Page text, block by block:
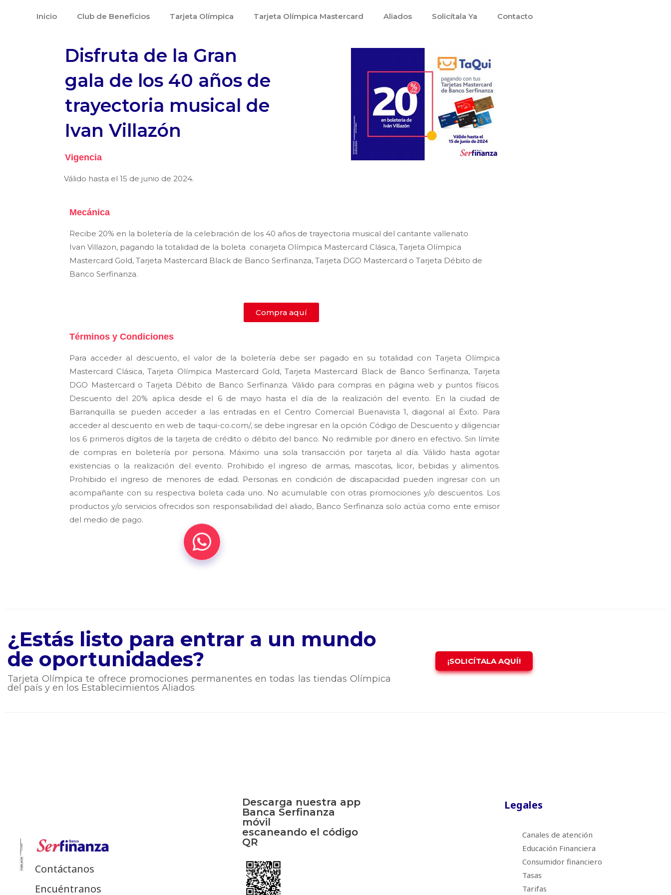
Inicio Club de Beneficios Tarjeta Olímpica Tarjeta Olímpica Mastercard Aliados Solicítala Ya Contacto
Disfruta de la Gran
gala de los 40 años de
trayectoria musical de
Ivan Villazón
Vigencia
Válido hasta el 15 de junio de 2024.
Mecánica
Recibe 20% en la boletería de la celebración de los 40 años de trayectoria musical del cantante vallenato
Ivan Villazon, pagando la totalidad de la boleta conarjeta Olímpica Mastercard Clásica, Tarjeta Olímpica
Mastercard Gold, Tarjeta Mastercard Black de Banco Serfinanza, Tarjeta DGO Mastercard o Tarjeta Débito de
Banco Serfinanza.
Compra aquí
Términos y Condiciones
Para acceder al descuento, el valor de la boletería debe ser pagado en su totalidad con Tarjeta Olímpica
Mastercard Clásica, Tarjeta Olímpica Mastercard Gold, Tarjeta Mastercard Black de Banco Serfinanza, Tarjeta
DGO Mastercard o Tarjeta Débito de Banco Serfinanza. Válido para compras en página web y puntos físicos.
Descuento del 20% aplica desde el 6 de mayo hasta el día de la realización del evento. En la ciudad de
Barranquilla se pueden acceder a las entradas en el Centro Comercial Buenavista 1, diagonal al Éxito. Para
acceder al descuento en web de taqui-co.com/, se debe ingresar en la opción Código de Descuento y diligenciar
los 6 primeros dígitos de la tarjeta de crédito o débito del banco. No redimible por dinero en efectivo. Sin límite
de compras en boletería por persona. Máximo una sola transacción por tarjeta al día. Válido hasta agotar
existencias o la realización del evento. Prohibido el ingreso de armas, mascotas, licor, bebidas y alimentos.
Prohibido el ingreso de menores de edad. Personas en condición de discapacidad pueden ingresar con un
acompañante con su respectiva boleta cada uno. No acumulable con otras promociones y/o descuentos. Los
productos y/o servicios ofrecidos son responsabilidad del aliado, Banco Serfinanza solo actúa como ente emisor
del medio de pago.
¿Estás listo para entrar a un mundo
de oportunidades?
Tarjeta Olímpica te ofrece promociones permanentes en todas las tiendas Olímpica
del país y en los Establecimientos Aliados
¡SOLICÍTALA AQUÍ!
Contáctanos
Encuéntranos
Descarga nuestra app
Banca Serfinanza
móvil
escaneando el código
QR
Legales
Canales de atención
Educación Financiera
Consumidor financiero
Tasas
Tarifas